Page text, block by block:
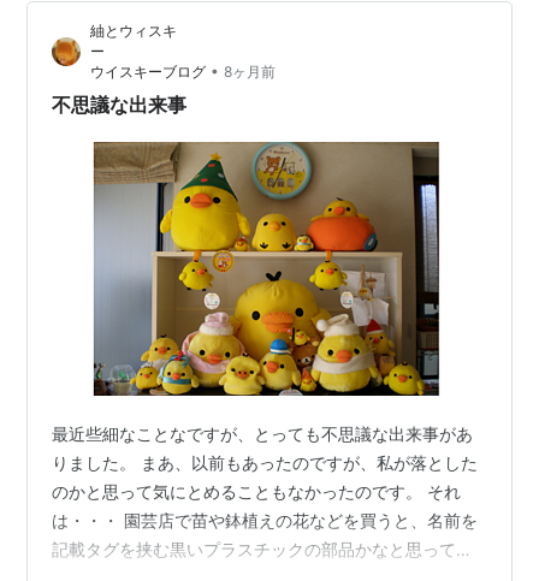
紬とウィスキ
ウイスキーブログ • 8ヶ月前
不思議な出来事
最近些細なことなですが、とっても不思議な出来事があ
りました。 まあ、以前もあったのですが、私が落とした
のかと思って気にとめることもなかったのです。 それ
は・・・ 園芸店で苗や鉢植えの花などを買うと、名前を
記載タグを挟む黒いプラスチックの部品かなと思ってい